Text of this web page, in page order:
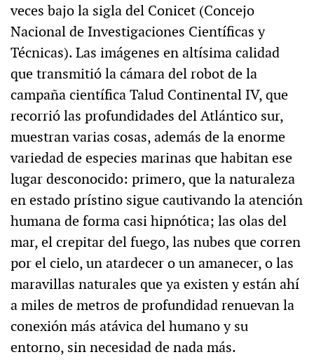
veces bajo la sigla del Conicet (Concejo
Nacional de Investigaciones Científicas y
Técnicas). Las imágenes en altísima calidad
que transmitió la cámara del robot de la
campaña científica Talud Continental IV, que
recorrió las profundidades del Atlántico sur,
muestran varias cosas, además de la enorme
variedad de especies marinas que habitan ese
lugar desconocido: primero, que la naturaleza
en estado prístino sigue cautivando la atención
humana de forma casi hipnótica; las olas del
mar, el crepitar del fuego, las nubes que corren
por el cielo, un atardecer o un amanecer, o las
maravillas naturales que ya existen y están ahí
a miles de metros de profundidad renuevan la
conexión más atávica del humano y su
entorno, sin necesidad de nada más.